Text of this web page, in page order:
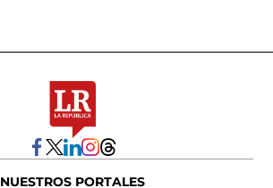
NUESTROS PORTALES